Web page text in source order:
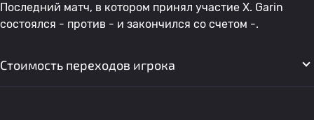
Последний матч, в котором принял участие X. Garin
состоялся - против - и закончился со счетом -.
Стоимость переходов игрока